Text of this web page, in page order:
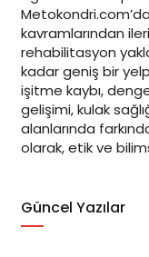
kavramlarından
rehabilitasyon
kadar geniş bir
işitme kaybı,
gelişimi, kulak
alanlarında
olarak, etik ve
Güncel Yazılar